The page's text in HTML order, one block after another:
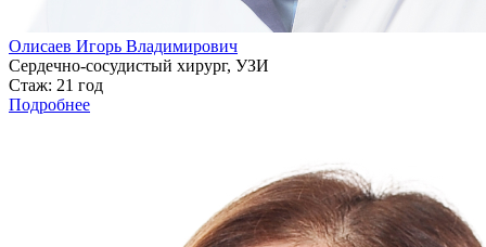
Олисаев Игорь Владимирович
Сердечно-сосудистый хирург, УЗИ
Стаж: 21 год
Подробнее